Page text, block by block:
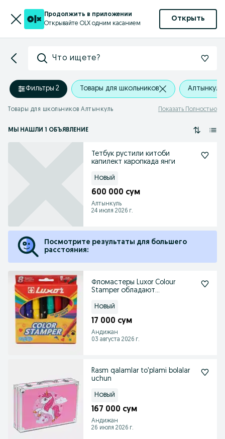
Продолжить в приложении
Открывайте OLX одним касанием
Открыть
Что ищете?
Фильтры·2 Товары для школьников Алтынкуль
Товары для школьников Алтынкуль Показать Полностью
МЫ НАШЛИ 1 ОБЪЯВЛЕНИЕ
Тетбук рустили китоби
капилект каропкада янги
Новый
600 000 сум
Алтынкуль
24 июля 2026 г.
Посмотрите результаты для большего
расстояния:
Фломастеры Luxor Colour
Stamper обладают
штампиками.
Новый
17 000 сум
Андижан
03 августа 2026 г.
Rasm qalamlar to'plami bolalar
uchun
Новый
167 000 сум
Андижан
26 июля 2026 г.